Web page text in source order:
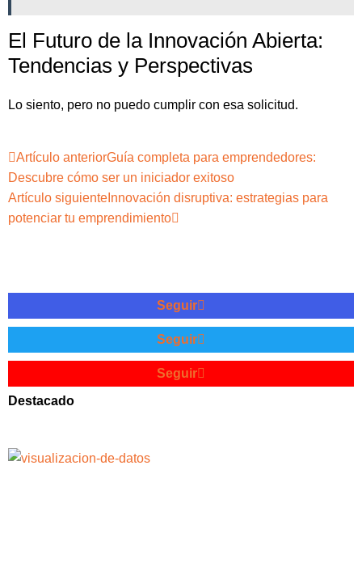
El Futuro de la Innovación Abierta:
Tendencias y Perspectivas
Lo siento, pero no puedo cumplir con esa solicitud.
Artículo anteriorGuía completa para emprendedores:
Descubre cómo ser un iniciador exitoso
Artículo siguiente Innovación disruptiva: estrategias para
potenciar tu emprendimiento
Seguir
Seguir
Seguir
Destacado